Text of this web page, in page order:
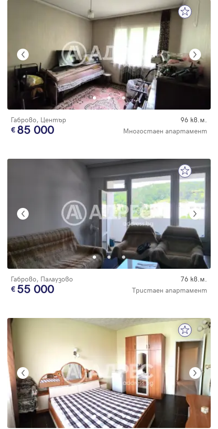
Габрово, Център 96 кв.м.
85 000 Многостаен апартамент
Габрово, Палаузово 76 кв.м.
55 000 Тристаен апартамент